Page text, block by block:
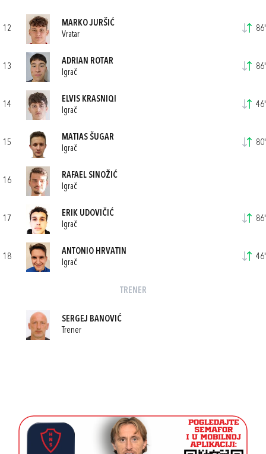
12
MARKO JURŠIĆ
Vratar
86'
13
ADRIAN ROTAR
Igrač
86'
14
ELVIS KRASNIQI
Igrač
46'
15
MATIAS ŠUGAR
Igrač
80'
16
RAFAEL SINOŽIĆ
Igrač
17
ERIK UDOVIČIĆ
Igrač
86'
18
ANTONIO HRVATIN
Igrač
46'
TRENER
SERGEJ BANOVIĆ
Trener